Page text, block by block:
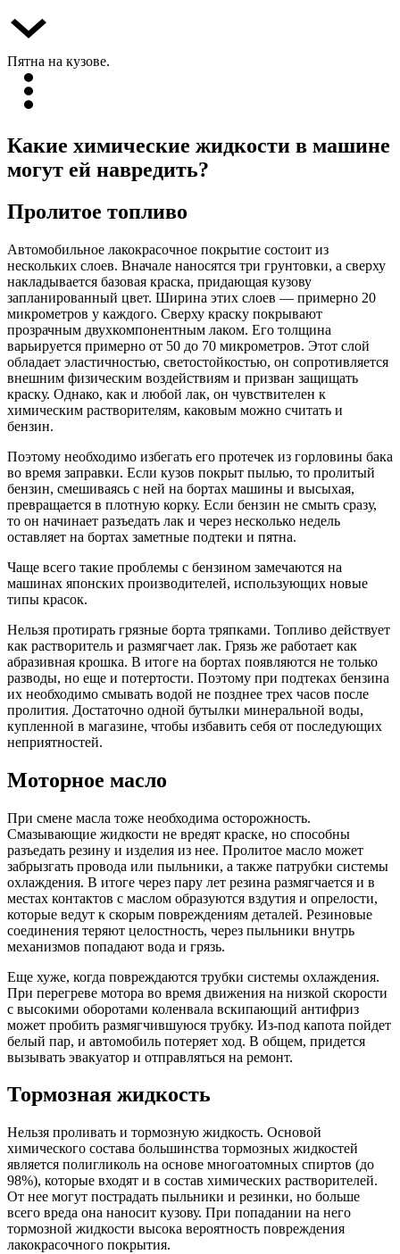
Пятна на кузове.
Какие химические жидкости в машине
могут ей навредить?
Пролитое топливо
Автомобильное лакокрасочное покрытие состоит из
нескольких слоев. Вначале наносятся три грунтовки, а сверху
накладывается базовая краска, придающая кузову
запланированный цвет. Ширина этих слоев — примерно 20
микрометров у каждого. Сверху краску покрывают
прозрачным двухкомпонентным лаком. Его толщина
варьируется примерно от 50 до 70 микрометров. Этот слой
обладает эластичностью, светостойкостью, он сопротивляется
внешним физическим воздействиям и призван защищать
краску. Однако, как и любой лак, он чувствителен к
химическим растворителям, каковым можно считать и
бензин.
Поэтому необходимо избегать его протечек из горловины бака
во время заправки. Если кузов покрыт пылью, то пролитый
бензин, смешиваясь с ней на бортах машины и высыхая,
превращается в плотную корку. Если бензин не смыть сразу,
то он начинает разъедать лак и через несколько недель
оставляет на бортах заметные подтеки и пятна.
Чаще всего такие проблемы с бензином замечаются на
машинах японских производителей, использующих новые
типы красок.
Нельзя протирать грязные борта тряпками. Топливо действует
как растворитель и размягчает лак. Грязь же работает как
абразивная крошка. В итоге на бортах появляются не только
разводы, но еще и потертости. Поэтому при подтеках бензина
их необходимо смывать водой не позднее трех часов после
пролития. Достаточно одной бутылки минеральной воды,
купленной в магазине, чтобы избавить себя от последующих
неприятностей.
Моторное масло
При смене масла тоже необходима осторожность.
Смазывающие жидкости не вредят краске, но способны
разъедать резину и изделия из нее. Пролитое масло может
забрызгать провода или пыльники, а также патрубки системы
охлаждения. В итоге через пару лет резина размягчается и в
местах контактов с маслом образуются вздутия и опрелости,
которые ведут к скорым повреждениям деталей. Резиновые
соединения теряют целостность, через пыльники внутрь
механизмов попадают вода и грязь.
Еще хуже, когда повреждаются трубки системы охлаждения.
При перегреве мотора во время движения на низкой скорости
с высокими оборотами коленвала вскипающий антифриз
может пробить размягчившуюся трубку. Из-под капота пойдет
белый пар, и автомобиль потеряет ход. В общем, придется
вызывать эвакуатор и отправляться на ремонт.
Тормозная жидкость
Нельзя проливать и тормозную жидкость. Основой
химического состава большинства тормозных жидкостей
является полигликоль на основе многоатомных спиртов (до
98%), которые входят и в состав химических растворителей.
От нее могут пострадать пыльники и резинки, но больше
всего вреда она наносит кузову. При попадании на него
тормозной жидкости высока вероятность повреждения
лакокрасочного покрытия.